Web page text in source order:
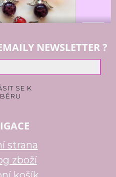
NEWSLETTER ?
strana
zboží